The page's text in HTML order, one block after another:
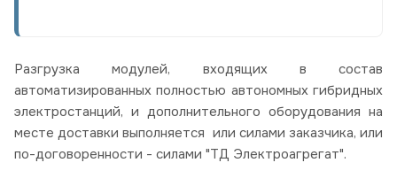
Разгрузка модулей, входящих в состав
автоматизированных полностью автономных гибридных
электростанций, и дополнительного оборудования на
месте доставки выполняется или силами заказчика, или
по-договоренности - силами "ТД Электроагрегат".